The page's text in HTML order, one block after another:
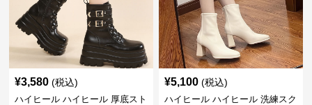
¥3,580 (税込)
ハイヒール ハイヒール 厚底スト
¥5,100 (税込)
ハイヒール ハイヒール 洗練スク